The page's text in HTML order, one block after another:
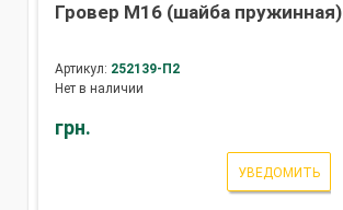
Гровер М16 (шайба пружинная)
Артикул: 252139-П2
Нет в наличии
грн.
УВЕДОМИТЬ